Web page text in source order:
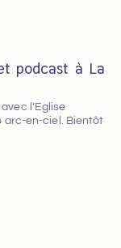
podcast à La
l’Eglise
arc-en-ciel. Bientôt